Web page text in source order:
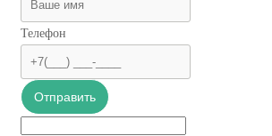
Телефон
Отправить